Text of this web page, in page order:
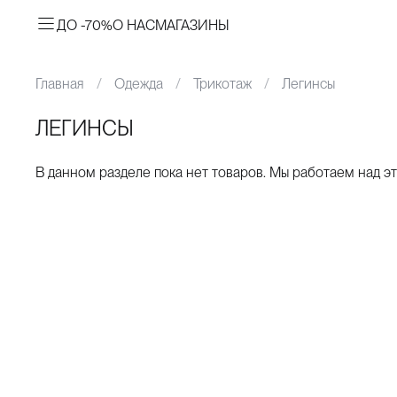
ДО -70%О НАСМАГАЗИНЫ
Главная Одежда Трикотаж Легинсы
ЛЕГИНСЫ
В данном разделе пока нет товаров. Мы работаем над